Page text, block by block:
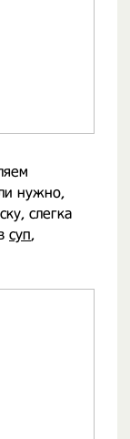
нужно,
слегка
суп,